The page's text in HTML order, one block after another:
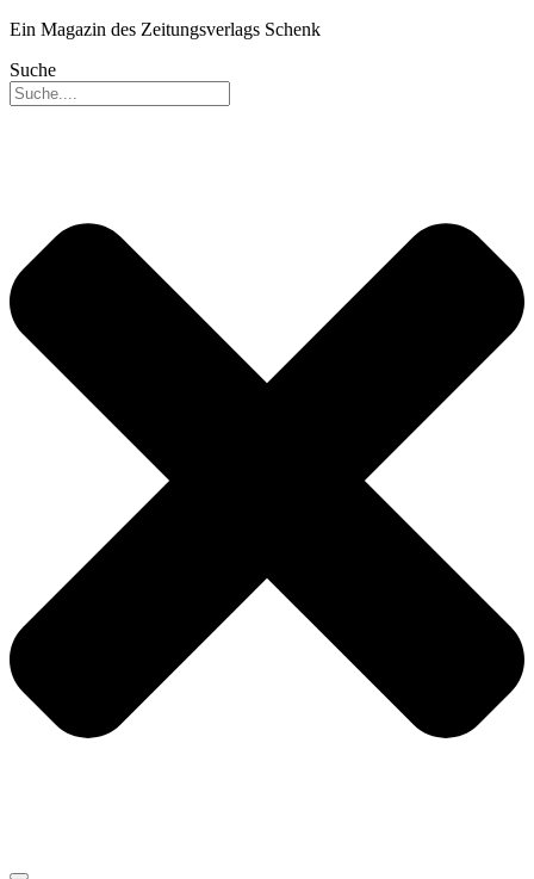
Ein Magazin des Zeitungsverlags Schenk
Suche